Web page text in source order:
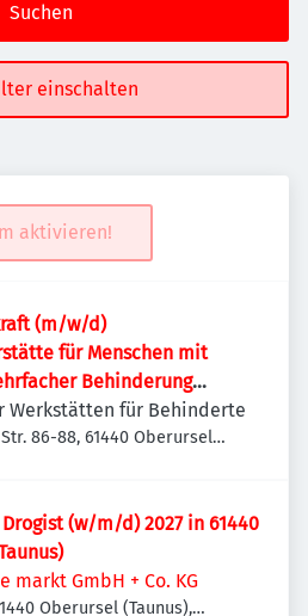
Suchen
einschalten
aktivieren!
(m/w/d)
für Menschen mit
Behinderung
Werkstätten für Behinderte
86-88, 61440 Oberursel
(w/m/d) 2027 in 61440
markt GmbH + Co. KG
Oberursel (Taunus),